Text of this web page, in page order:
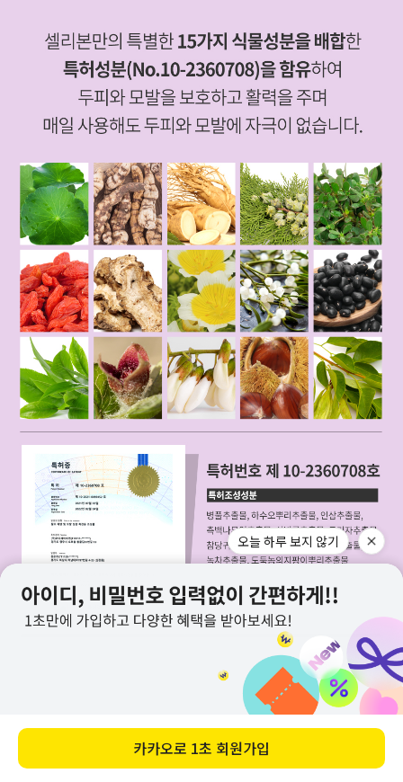
오늘 하루 보지 않기
카카오로 1초 회원가입